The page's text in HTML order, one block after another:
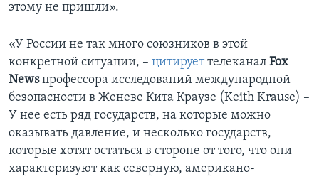
этому не пришли».
«У России не так много союзников в этой
конкретной ситуации, – цитируеттелеканал Fox
Newsпрофессора исследований международной
безопасности в Женеве Кита Краузе (Keith Krause) –
У нее есть ряд государств, на которые можно
оказывать давление, и несколько государств,
которые хотят остаться в стороне от того, что они
характеризуют как северную, американо-